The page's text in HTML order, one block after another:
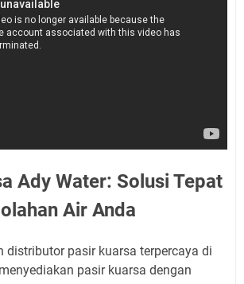
Ady Water: Solusi Tepat
Air Anda
distributor pasir kuarsa terpercaya di
pasir kuarsa dengan